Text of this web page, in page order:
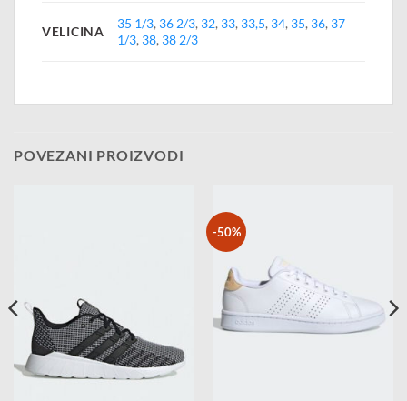
VELICINA
35 1/3, 36 2/3, 32, 33, 33,5, 34, 35, 36, 37
1/3, 38, 38 2/3
POVEZANI PROIZVODI
-50%